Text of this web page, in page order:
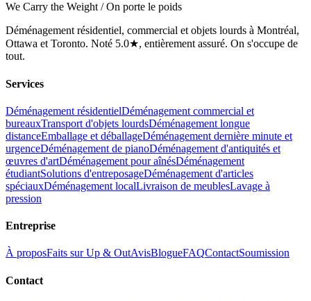
We Carry the Weight / On porte le poids
Déménagement résidentiel, commercial et objets lourds à Montréal,
Ottawa et Toronto. Noté 5.0★, entièrement assuré. On s'occupe de
tout.
Services
Déménagement résidentielDéménagement commercial et
bureauxTransport d'objets lourdsDéménagement longue
distanceEmballage et déballageDéménagement dernière minute et
urgenceDéménagement de pianoDéménagement d'antiquités et
œuvres d'artDéménagement pour aînésDéménagement
étudiantSolutions d'entreposageDéménagement d'articles
spéciauxDéménagement localLivraison de meublesLavage à
pression
Entreprise
À proposFaits sur Up & OutAvisBlogueFAQContactSoumission
Contact